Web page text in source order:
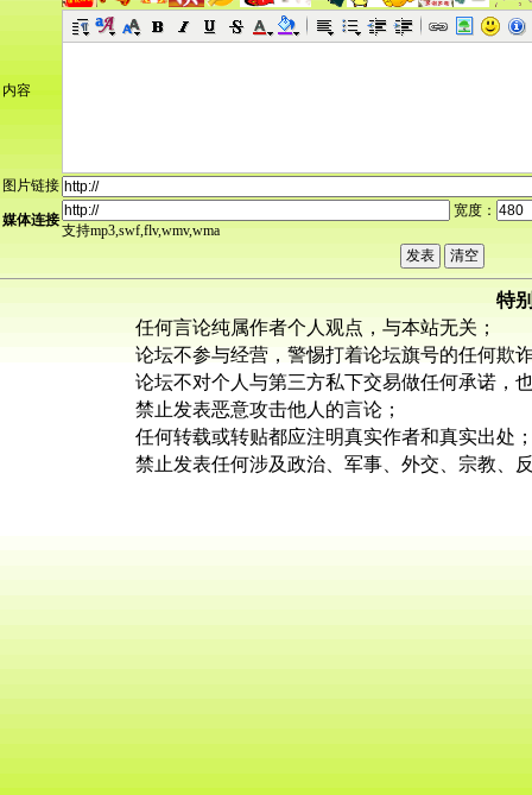
内容
图片链接
媒体连接
宽度：
支持mp3,swf,flv,wmv,wma
特
任何言论纯属作者个人观点，与本站无关；
论坛不参与经营，警惕打着论坛旗号的任何欺
论坛不对个人与第三方私下交易做任何承诺，
禁止发表恶意攻击他人的言论；
任何转载或转贴都应注明真实作者和真实出处
禁止发表任何涉及政治、军事、外交、宗教、